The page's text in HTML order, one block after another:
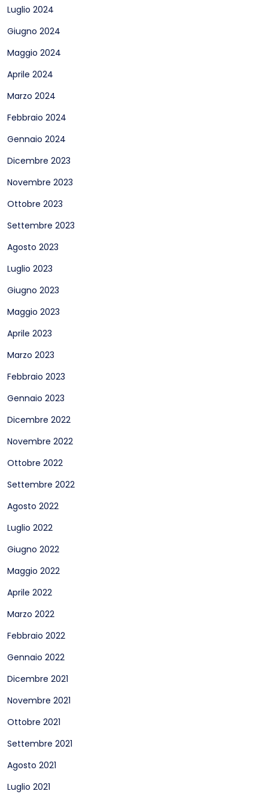
Luglio 2024
Giugno 2024
Maggio 2024
Aprile 2024
Marzo 2024
Febbraio 2024
Gennaio 2024
Dicembre 2023
Novembre 2023
Ottobre 2023
Settembre 2023
Agosto 2023
Luglio 2023
Giugno 2023
Maggio 2023
Aprile 2023
Marzo 2023
Febbraio 2023
Gennaio 2023
Dicembre 2022
Novembre 2022
Ottobre 2022
Settembre 2022
Agosto 2022
Luglio 2022
Giugno 2022
Maggio 2022
Aprile 2022
Marzo 2022
Febbraio 2022
Gennaio 2022
Dicembre 2021
Novembre 2021
Ottobre 2021
Settembre 2021
Agosto 2021
Luglio 2021